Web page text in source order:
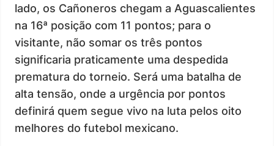
lado, os Cañoneros chegam a Aguascalientes
na 16ª posição com 11 pontos; para o
visitante, não somar os três pontos
significaria praticamente uma despedida
prematura do torneio. Será uma batalha de
alta tensão, onde a urgência por pontos
definirá quem segue vivo na luta pelos oito
melhores do futebol mexicano.